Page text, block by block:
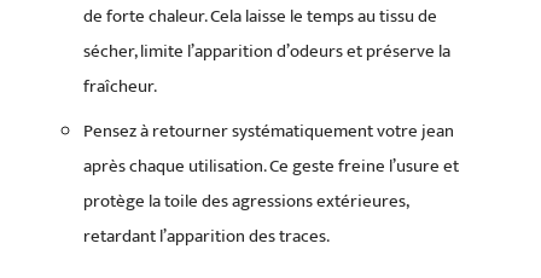
de forte chaleur. Cela laisse le temps au tissu de
sécher, limite l’apparition d’odeurs et préserve la
fraîcheur.
Pensez à retourner systématiquement votre jean
après chaque utilisation. Ce geste freine l’usure et
protège la toile des agressions extérieures,
retardant l’apparition des traces.